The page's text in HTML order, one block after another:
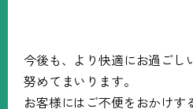
今後も、より快適にお過ごし
努めてまいります。
お客様にはご不便をおかけす